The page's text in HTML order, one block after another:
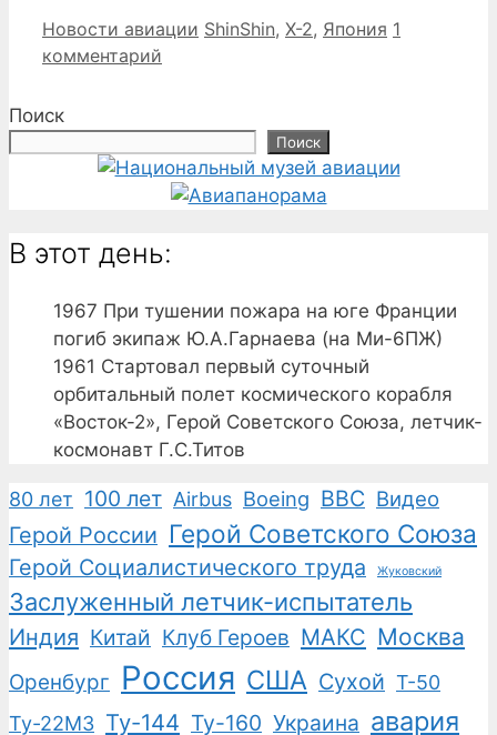
Рубрики
Новости авиации Метки
ShinShin, X-2, Япония 1
комментарий
Поиск
Поиск
В этот день:
1967 При тушении пожара на юге Франции
погиб экипаж Ю.А.Гарнаева (на Ми-6ПЖ)
1961 Стартовал первый суточный
орбитальный полет космического корабля
«Восток-2», Герой Советского Союза, летчик-
космонавт Г.С.Титов
80 лет 100 лет Airbus Boeing ВВС Видео
Герой России Герой Советского Союза
Герой Социалистического труда Жуковский
Заслуженный летчик-испытатель
Индия Китай Клуб Героев МАКС Москва
Оренбург Россия США Сухой Т-50
Ту-22М3 Ту-144 Ту-160 Украина авария